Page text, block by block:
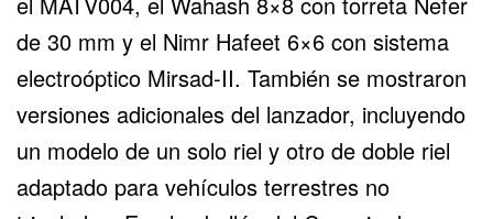
de 30 mm y el Nimr Hafeet 6×6 con sistema
electroóptico Mirsad-II. También se mostraron
versiones adicionales del lanzador, incluyendo
un modelo de un solo riel y otro de doble riel
adaptado para vehículos terrestres no